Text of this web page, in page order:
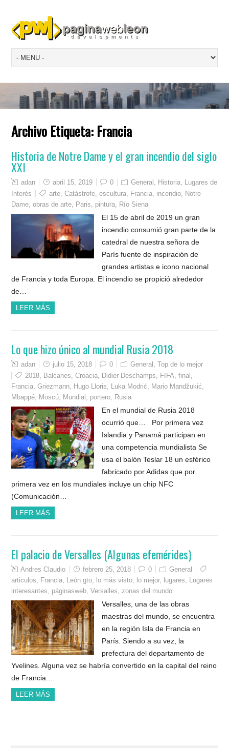
Archivo Etiqueta: Francia
Historia de Notre Dame y el gran incendio del siglo
XXI
adan abril 15, 2019 0 General Historia
Lugares de
Interés
arte ,Catástrofe ,escultura Francia incendio
Notre
Dame ,obras de arte Paris pintura Río Siena
El 15 de abril de 2019 un gran
incendio consumió gran parte de la
catedral de nuestra señora de
París fuente de inspiración de
grandes artistas e icono nacional
de Francia y toda Europa. El incendio se propició alrededor
de…
LEER MÁS
Lo que hizo único al mundial Rusia 2018
adan julio 15, 2018 0 General ,Top de lo mejor
2018
Balcanes ,Croacia Didier Deschamps FIFA ,final
Francia ,Griezmann Hugo Lloris Luka Modrić Mario Mandžukić
Mbappé
Moscú Mundial portero Rusia
En el mundial de Rusia 2018
ocurrió que… Por primera vez
Islandia y Panamá participan en
una competencia mundialista Se
usa el balón Teslar 18 un esférico
fabricado por Adidas que por
primera vez en los mundiales incluye un chip NFC
(Comunicación…
LEER MÁS
El palacio de Versalles (Algunas efemérides)
Andres Claudio febrero 25, 2018 0
General
articulos
Francia León gto lo más visto lo mejor, lugares
Lugares
interesantes
páginasweb ,Versalles zonas del mundo
Versalles, una de las obras
maestras del mundo, se encuentra
en la región Isla de Francia en
París. Siendo a su vez, la
prefectura del departamento de
Yvelines. Alguna vez se habría convertido en la capital del reino
de Francia.…
LEER MÁS